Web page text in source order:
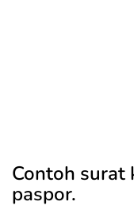
Contoh surat
paspor.